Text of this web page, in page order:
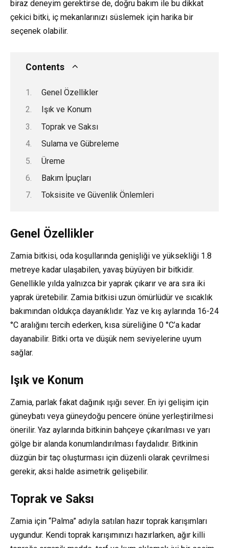
biraz deneyim gerektirse de, doğru bakım ile bu dikkat
çekici bitki, iç mekanlarınızı süslemek için harika bir
seçenek olabilir.
Contents
Genel Özellikler
Işık ve Konum
Toprak ve Saksı
Sulama ve Gübreleme
Üreme
Bakım İpuçları
Toksisite ve Güvenlik Önlemleri
Genel Özellikler
Zamia bitkisi, oda koşullarında genişliği ve yüksekliği 1.8
metreye kadar ulaşabilen, yavaş büyüyen bir bitkidir.
Genellikle yılda yalnızca bir yaprak çıkarır ve ara sıra iki
yaprak üretebilir. Zamia bitkisi uzun ömürlüdür ve sıcaklık
bakımından oldukça dayanıklıdır. Yaz ve kış aylarında 16-24
°C aralığını tercih ederken, kısa süreliğine 0 °C’a kadar
dayanabilir. Bitki orta ve düşük nem seviyelerine uyum
sağlar.
Işık ve Konum
Zamia, parlak fakat dağınık ışığı sever. En iyi gelişim için
güneybatı veya güneydoğu pencere önüne yerleştirilmesi
önerilir. Yaz aylarında bitkinin bahçeye çıkarılması ve yarı
gölge bir alanda konumlandırılması faydalıdır. Bitkinin
düzgün bir taç oluşturması için düzenli olarak çevrilmesi
gerekir, aksi halde asimetrik gelişebilir.
Toprak ve Saksı
Zamia için “Palma” adıyla satılan hazır toprak karışımları
uygundur. Kendi toprak karışımınızı hazırlarken, ağır killi